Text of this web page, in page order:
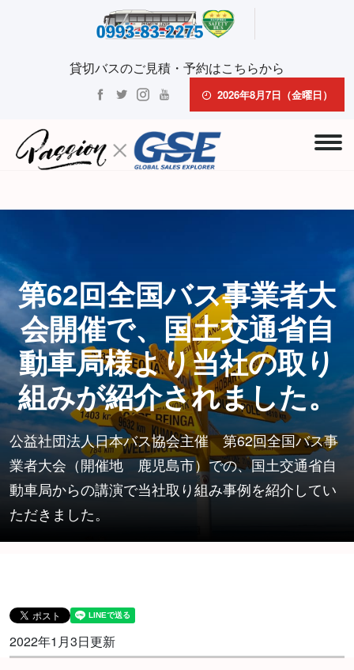
貸切バスのご見積・予約はこちらから
2026年8月7日（金曜日）
第62回全国バス事業者大
会開催で、国土交通省自
動車局様より当社の取り
組みが紹介されました。
公益社団法人日本バス協会主催 第62回全国バス事
業者大会（開催地 鹿児島市）での、国土交通省自
動車局からの講演で当社取り組み事例を紹介してい
ただきました。
2022年1月3日更新